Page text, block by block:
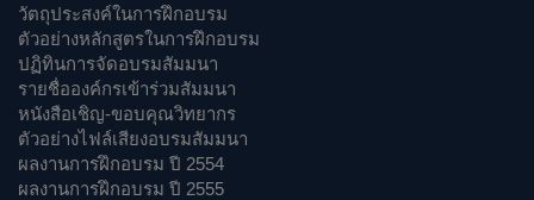
วัตถุประสงค์ในการฝึกอบรม
ตัวอย่างหลักสูตรในการฝึกอบรม
ปฏิทินการจัดอบรมสัมมนา
รายชื่อองค์กรเข้าร่วมสัมมนา
หนังสือเชิญ-ขอบคุณวิทยากร
ตัวอย่างไฟล์เสียงอบรมสัมมนา
ผลงานการฝึกอบรม ปี 2554
ผลงานการฝึกอบรม ปี 2555